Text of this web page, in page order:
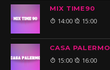
MIX TIME90
14:00 15:00
CASA PALERMO
15:00 16:00